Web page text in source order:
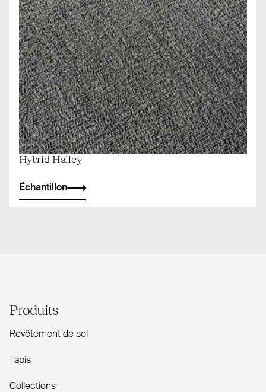
Hybrid Halley
Échantillon
Produits
Revêtement de sol
Tapis
Collections